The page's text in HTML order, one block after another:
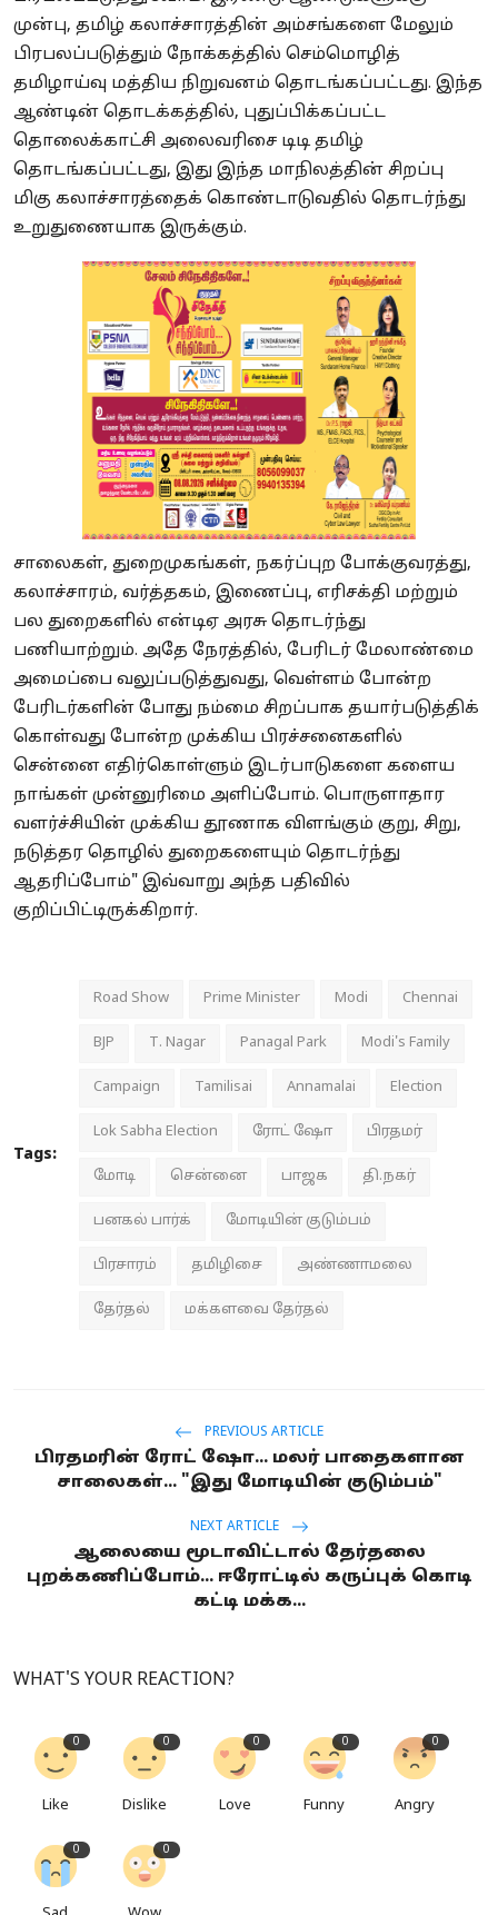
முன்பு, தமிழ் கலாச்சாரத்தின் அம்சங்களை மேலும்
பிரபலப்படுத்தும் நோக்கத்தில் செம்மொழித்
தமிழாய்வு மத்திய நிறுவனம் தொடங்கப்பட்டது. இந்த
ஆண்டின் தொடக்கத்தில், புதுப்பிக்கப்பட்ட
தொலைக்காட்சி அலைவரிசை டிடி தமிழ்
தொடங்கப்பட்டது, இது இந்த மாநிலத்தின் சிறப்பு
மிகு கலாச்சாரத்தைக் கொண்டாடுவதில் தொடர்ந்து
உறுதுணையாக இருக்கும்.
சாலைகள், துறைமுகங்கள், நகர்ப்புற போக்குவரத்து,
கலாச்சாரம், வர்த்தகம், இணைப்பு, எரிசக்தி மற்றும்
பல துறைகளில் என்டிஏ அரசு தொடர்ந்து
பணியாற்றும். அதே நேரத்தில், பேரிடர் மேலாண்மை
அமைப்பை வலுப்படுத்துவது, வெள்ளம் போன்ற
பேரிடர்களின் போது நம்மை சிறப்பாக தயார்படுத்திக்
கொள்வது போன்ற முக்கிய பிரச்சனைகளில்
சென்னை எதிர்கொள்ளும் இடர்பாடுகளை களைய
நாங்கள் முன்னுரிமை அளிப்போம். பொருளாதார
வளர்ச்சியின் முக்கிய தூணாக விளங்கும் குறு, சிறு,
நடுத்தர தொழில் துறைகளையும் தொடர்ந்து
ஆதரிப்போம்" இவ்வாறு அந்த பதிவில்
குறிப்பிட்டிருக்கிறார்.
Tags:
Road Show Prime Minister Modi Chennai
BJP T. Nagar Panagal Park Modi's Family
Campaign Tamilisai Annamalai Election
Lok Sabha Election ரோட் ஷோ பிரதமர்
மோடி சென்னை பாஜக தி.நகர்
பனகல் பார்க் மோடியின் குடும்பம்
பிரசாரம் தமிழிசை அண்ணாமலை
தேர்தல் மக்களவை தேர்தல்
PREVIOUS ARTICLE
பிரதமரின் ரோட் ஷோ... மலர் பாதைகளான
சாலைகள்... "இது மோடியின் குடும்பம்"
NEXT ARTICLE
ஆலையை மூடாவிட்டால் தேர்தலை
புறக்கணிப்போம்... ஈரோட்டில் கருப்புக் கொடி
கட்டி மக்க...
WHAT'S YOUR REACTION?
0
Like
0
Dislike
0
Love
0
Funny
0
Angry
0 0